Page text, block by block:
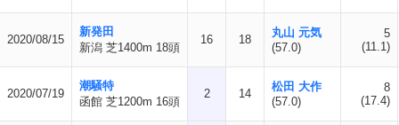
2020/08/15
新発田
新潟 芝1400m 18頭
16 18
丸山 元気
(57.0)
5
(11.1)
2020/07/19
潮騒特
函館 芝1200m 16頭
2 14
松田 大作
(57.0)
8
(17.4)